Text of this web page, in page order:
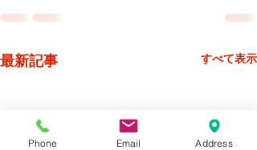
最新記事 すべて表示
Phone Email Address